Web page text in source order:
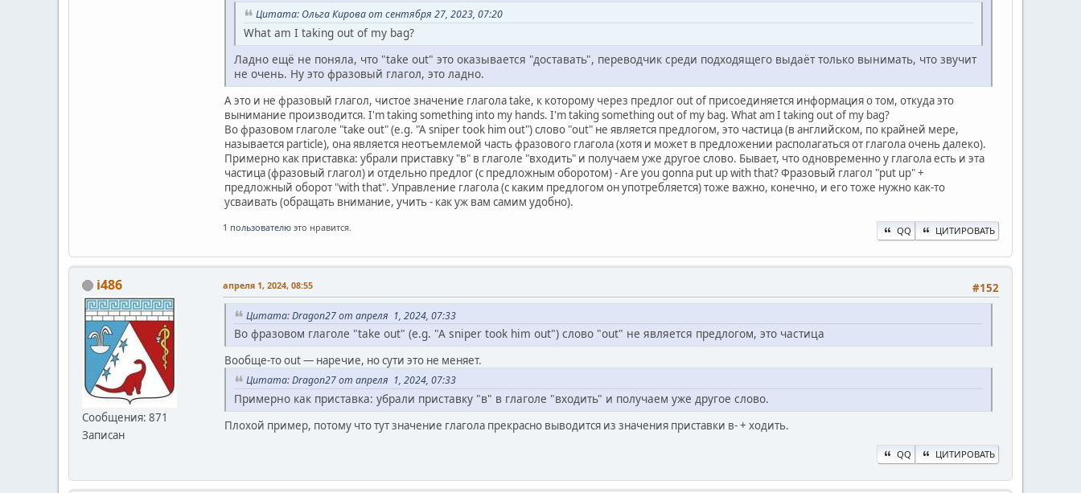
Цитата: Ольга Кирова от сентября 27, 2023, 07:20
What am I taking out of my bag?
Ладно ещё не поняла, что "take out" это оказывается "доставать", переводчик среди подходящего выдаёт только вынимать, что звучит
не очень. Ну это фразовый глагол, это ладно.
А это и не фразовый глагол, чистое значение глагола take, к которому через предлог out of присоединяется информация о том, откуда это
вынимание производится. I'm taking something into my hands. I'm taking something out of my bag. What am I taking out of my bag?
Во фразовом глаголе "take out" (e.g. "A sniper took him out") слово "out" не является предлогом, это частица (в английском, по крайней мере,
называется particle), она является неотъемлемой часть фразового глагола (хотя и может в предложении располагаться от глагола очень далеко).
Примерно как приставка: убрали приставку "в" в глаголе "входить" и получаем уже другое слово. Бывает, что одновременно у глагола есть и эта
частица (фразовый глагол) и отдельно предлог (с предложным оборотом) - Are you gonna put up with that? Фразовый глагол "put up" +
предложный оборот "with that". Управление глагола (с каким предлогом он употребляется) тоже важно, конечно, и его тоже нужно как-то
усваивать (обращать внимание, учить - как уж вам самим удобно).
1 пользователю это нравится. QQ ЦИТИРОВАТЬ
i486
Сообщения: 871
Записан
#152
апреля 1, 2024, 08:55
Цитата: Dragon27 от апреля 1, 2024, 07:33
Во фразовом глаголе "take out" (e.g. "A sniper took him out") слово "out" не является предлогом, это частица
Вообще-то out — наречие, но сути это не меняет.
Цитата: Dragon27 от апреля 1, 2024, 07:33
Примерно как приставка: убрали приставку "в" в глаголе "входить" и получаем уже другое слово.
Плохой пример, потому что тут значение глагола прекрасно выводится из значения приставки в- + ходить.
QQ ЦИТИРОВАТЬ